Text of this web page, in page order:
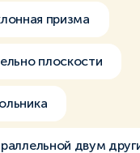
призма
плоскости
двум